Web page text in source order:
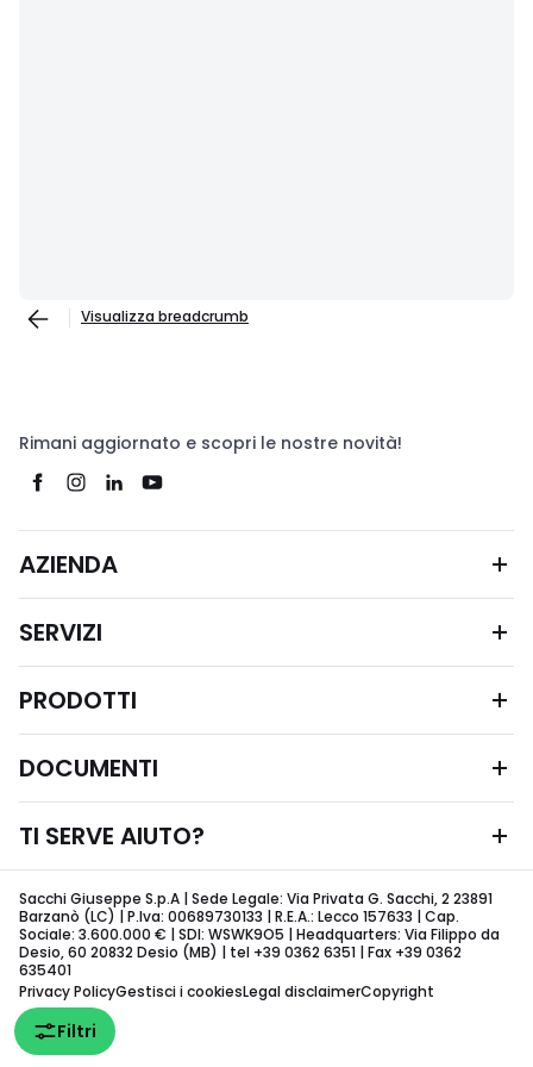
Filtri
Visualizza breadcrumb
Rimani aggiornato e scopri le nostre novità!
AZIENDA
SERVIZI
PRODOTTI
DOCUMENTI
TI SERVE AIUTO?
Sacchi Giuseppe S.p.A | Sede Legale: Via Privata G. Sacchi, 2 23891
Barzanò (LC) | P.Iva: 00689730133 | R.E.A.: Lecco 157633 | Cap.
Sociale: 3.600.000 € | SDI: WSWK9O5 | Headquarters: Via Filippo da
Desio, 60 20832 Desio (MB) | tel +39 0362 6351 | Fax +39 0362
635401
Privacy PolicyGestisci i cookiesLegal disclaimerCopyright